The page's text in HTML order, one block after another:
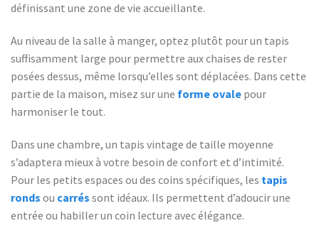
définissant une zone de vie accueillante.
Au niveau de la salle à manger, optez plutôt pour un tapis
suffisamment large pour permettre aux chaises de rester
posées dessus, même lorsqu’elles sont déplacées. Dans cette
partie de la maison, misez sur une forme ovale pour
harmoniser le tout.
Dans une chambre, un tapis vintage de taille moyenne
s’adaptera mieux à votre besoin de confort et d’intimité.
Pour les petits espaces ou des coins spécifiques, les tapis
ronds ou carrés sont idéaux. Ils permettent d’adoucir une
entrée ou habiller un coin lecture avec élégance.